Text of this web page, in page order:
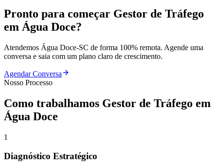
Pronto para começar Gestor de Tráfego
em Água Doce?
Atendemos Água Doce-SC de forma 100% remota. Agende uma
conversa e saia com um plano claro de crescimento.
Agendar Conversa
Nosso Processo
Como trabalhamos Gestor de Tráfego em
Água Doce
1
Diagnóstico Estratégico